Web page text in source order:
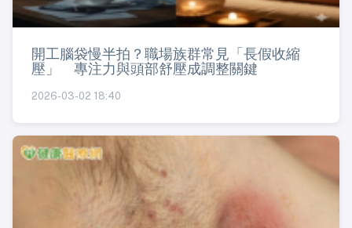
開工腦袋慢半拍？職場族群常見「長假收縮
壓」 專注力與頭部舒壓成調整關鍵
2026-03-02 18:40